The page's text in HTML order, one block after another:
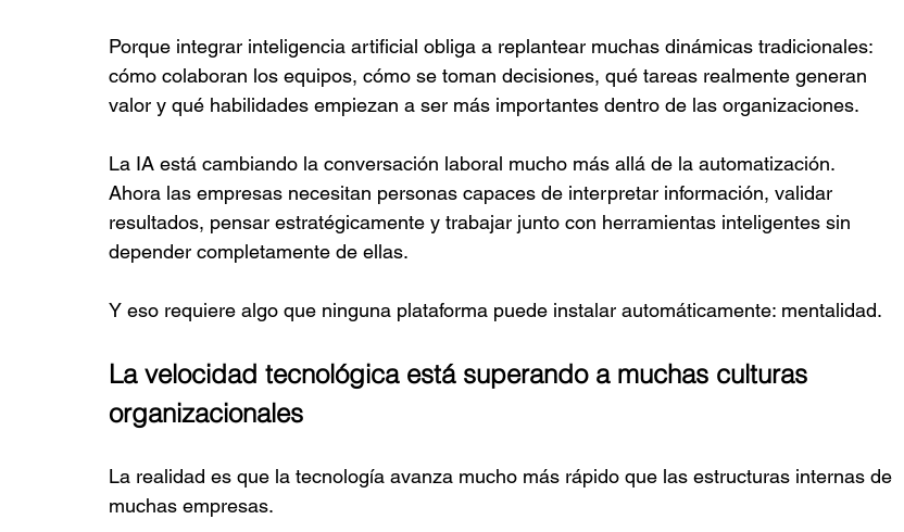
Porque integrar inteligencia artificial obliga a replantear muchas dinámicas tradicionales:
cómo colaboran los equipos, cómo se toman decisiones, qué tareas realmente generan
valor y qué habilidades empiezan a ser más importantes dentro de las organizaciones.
La IA está cambiando la conversación laboral mucho más allá de la automatización.
Ahora las empresas necesitan personas capaces de interpretar información, validar
resultados, pensar estratégicamente y trabajar junto con herramientas inteligentes sin
depender completamente de ellas.
Y eso requiere algo que ninguna plataforma puede instalar automáticamente: mentalidad.
La velocidad tecnológica está superando a muchas culturas
organizacionales
La realidad es que la tecnología avanza mucho más rápido que las estructuras internas de
muchas empresas.